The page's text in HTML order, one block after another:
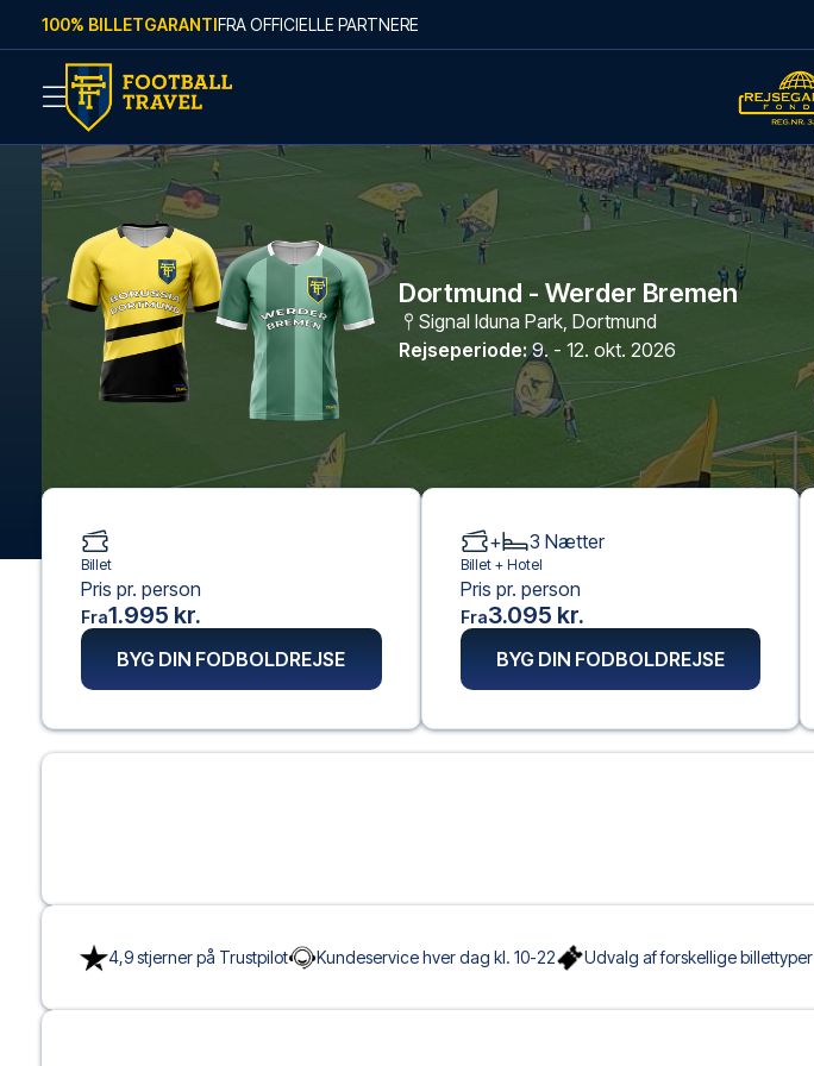
Skip to content
100% BILLETGARANTIFRA OFFICIELLE PARTNERE
Dortmund - Werder Bremen
Signal Iduna Park, Dortmund
Rejseperiode: 9. - 12. okt. 2026
4,9 stjerner på Trustpilot Kundeservice hver dag kl. 10-22 Udvalg af forskellige billettyper
Billet
Pris pr. person
Fra1.995 kr.
BYG DIN FODBOLDREJSE
+ 3 Nætter
Billet + Hotel
Pris pr. person
Fra3.095 kr.
BYG DIN FODBOLDREJSE